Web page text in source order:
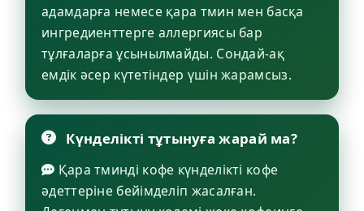
адамдарға немесе қара тмин мен басқа
ингредиенттерге аллергиясы бар
тұлғаларға ұсынылмайды. Сондай-ақ
емдік әсер күтетіндер үшін жарамсыз.
Күнделікті тұтынуға жарай ма?
Қара тминді кофе күнделікті кофе
әдеттеріне бейімделіп жасалған.